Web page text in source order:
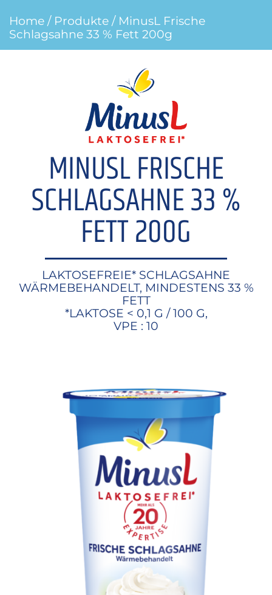
Home / Produkte / MinusL Frische
Schlagsahne 33 % Fett 200g
MINUSL FRISCHE
SCHLAGSAHNE 33 %
FETT 200G
LAKTOSEFREIE* SCHLAGSAHNE
WÄRMEBEHANDELT, MINDESTENS 33 %
FETT
*LAKTOSE < 0,1 G / 100 G,
VPE : 10